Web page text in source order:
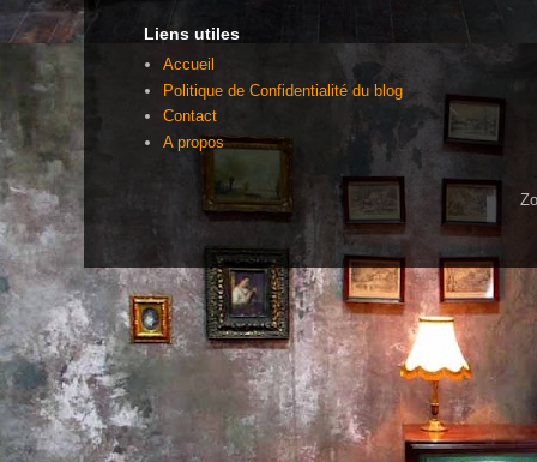
Liens utiles
Accueil
Politique de Confidentialité du blog
Contact
A propos